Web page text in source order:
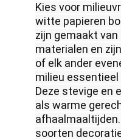
Kies voor
witte papieren
zijn gemaakt
materialen en
of elk ander
milieu essentieel
Deze stevige en
als warme
soorten